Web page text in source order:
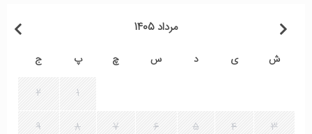
مرداد 1405
ش ی د س چ پ ج
1
2
3
4
5
6
7
8
9